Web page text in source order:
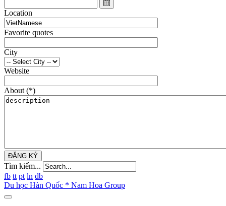
Location
Favorite quotes
City
Website
About (*)
ĐĂNG KÝ
Tìm kiếm...
fb tt pt ln db
Du học Hàn Quốc * Nam Hoa Group